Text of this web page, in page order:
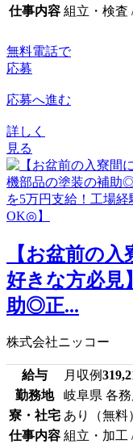
仕事内容 組立・検査
無料電話で
応募
応募へ進む
詳しく
見る
【お盆前の
好きな方必見
助◎正...
株式会社ニッコー
給与 月収例
勤務地
岐阜県 各
寮・社宅 あり（無料
仕事内容 組立・加工